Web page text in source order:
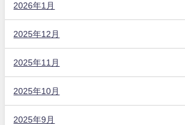
2026年1月
2025年12月
2025年11月
2025年10月
2025年9月